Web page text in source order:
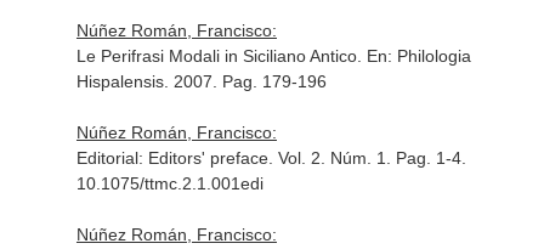
Núñez Román, Francisco:
Le Perifrasi Modali in Siciliano Antico. En: Philologia
Hispalensis. 2007. Pag. 179-196
Núñez Román, Francisco:
Editorial: Editors' preface. Vol. 2. Núm. 1. Pag. 1-4.
10.1075/ttmc.2.1.001edi
Núñez Román, Francisco: